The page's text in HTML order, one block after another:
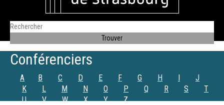
Conférenciers
A B C D E F G H I
J
K
L M N O P Q R S
T
U
V W X Y Z